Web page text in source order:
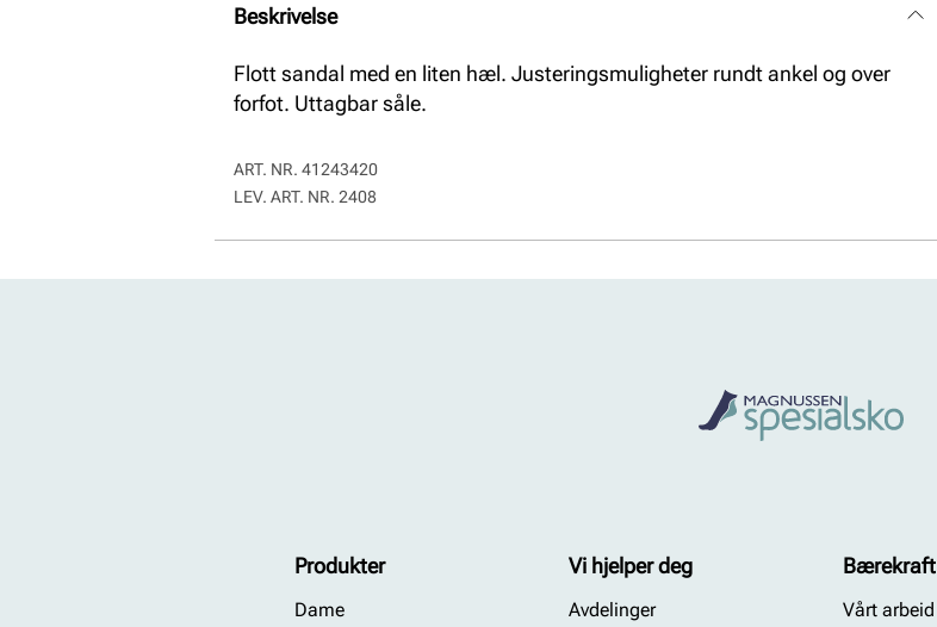
Beskrivelse
Flott sandal med en liten hæl. Justeringsmuligheter rundt ankel og over
forfot. Uttagbar såle.
ART. NR. 41243420
LEV. ART. NR. 2408
Produkter
Dame
Vi hjelper deg
Avdelinger
Bærekraft
Vårt arbeid